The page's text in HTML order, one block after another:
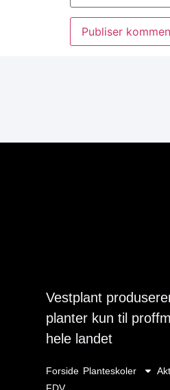
Vestplant
planter kun til
hele landet
Forside Planteskoler
FDV